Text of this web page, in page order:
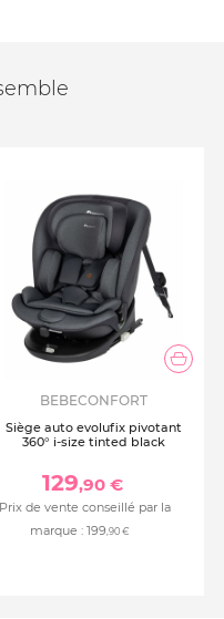
BEBECONFORT
Siège auto evolufix pivotant
360° i-size tinted black
129,90 €
Prix de vente conseillé par la
marque : 199,90 €